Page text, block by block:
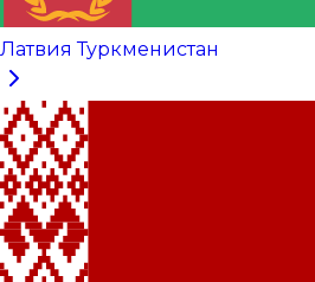
Латвия Туркменистан